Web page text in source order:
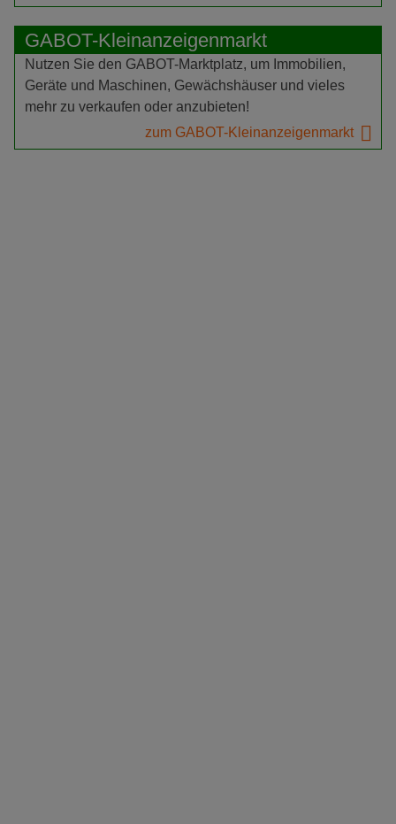
GABOT-Kleinanzeigenmarkt
Nutzen Sie den GABOT-Marktplatz, um Immobilien,
Geräte und Maschinen, Gewächshäuser und vieles
mehr zu verkaufen oder anzubieten!
zum GABOT-Kleinanzeigenmarkt